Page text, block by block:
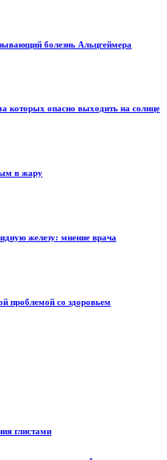
болезнь Альцгеймера
которых опасно выходить на солнце
в жару
железу: мнение врача
проблемой со здоровьем
глистами